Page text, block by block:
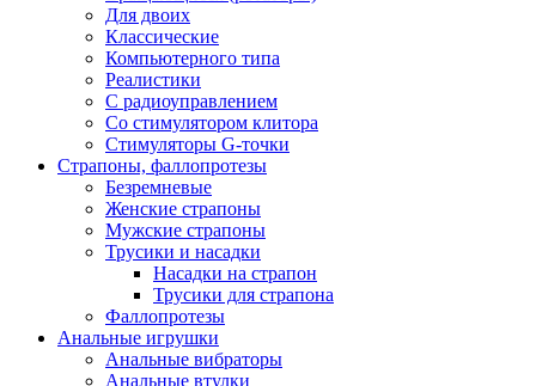
Для двоих
Классические
Компьютерного типа
Реалистики
С радиоуправлением
Со стимулятором клитора
Стимуляторы G-точки
Страпоны, фаллопротезы
Безремневые
Женские страпоны
Мужские страпоны
Трусики и насадки
Насадки на страпон
Трусики для страпона
Фаллопротезы
Анальные игрушки
Анальные вибраторы
Анальные втулки